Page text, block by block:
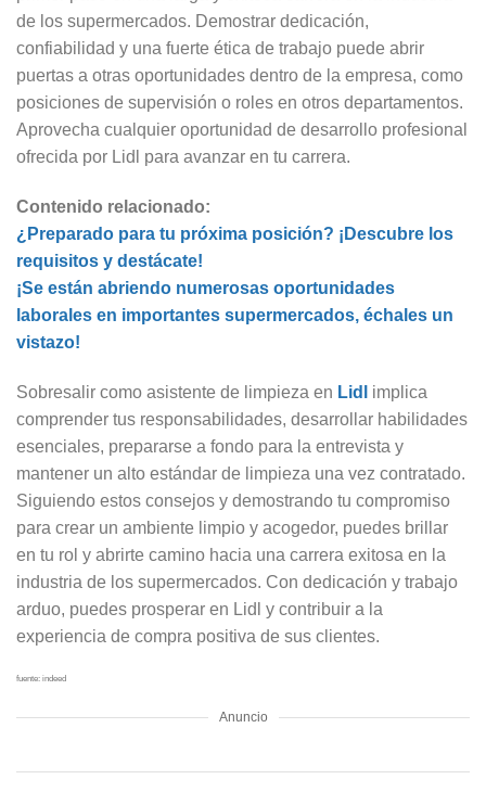
de los supermercados. Demostrar dedicación,
confiabilidad y una fuerte ética de trabajo puede abrir
puertas a otras oportunidades dentro de la empresa, como
posiciones de supervisión o roles en otros departamentos.
Aprovecha cualquier oportunidad de desarrollo profesional
ofrecida por Lidl para avanzar en tu carrera.
Contenido relacionado:
¿Preparado para tu próxima posición? ¡Descubre los
requisitos y destácate!
¡Se están abriendo numerosas oportunidades
laborales en importantes supermercados, échales un
vistazo!
Sobresalir como asistente de limpieza en Lidl implica
comprender tus responsabilidades, desarrollar habilidades
esenciales, prepararse a fondo para la entrevista y
mantener un alto estándar de limpieza una vez contratado.
Siguiendo estos consejos y demostrando tu compromiso
para crear un ambiente limpio y acogedor, puedes brillar
en tu rol y abrirte camino hacia una carrera exitosa en la
industria de los supermercados. Con dedicación y trabajo
arduo, puedes prosperar en Lidl y contribuir a la
experiencia de compra positiva de sus clientes.
fuente: indeed
Anuncio